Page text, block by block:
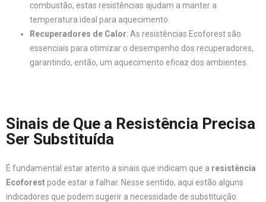
combustão, estas resistências ajudam a manter a
temperatura ideal para aquecimento.
Recuperadores de Calor: As resistências Ecoforest são
essenciais para otimizar o desempenho dos recuperadores,
garantindo, então, um aquecimento eficaz dos ambientes.
Sinais de Que a Resistência Precisa
Ser Substituída
É fundamental estar atento a sinais que indicam que a resistência
Ecoforestpode estar a falhar. Nesse sentido, aqui estão alguns
indicadores que podem sugerir a necessidade de substituição: